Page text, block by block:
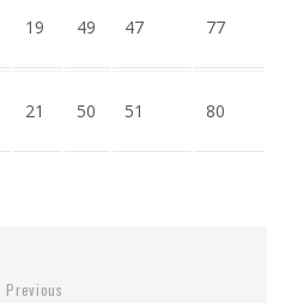
19 49 47 77
21 50 51 80
Previous